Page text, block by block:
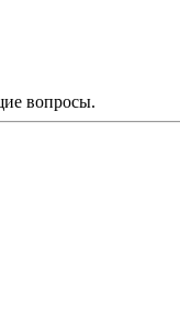
вопросы.